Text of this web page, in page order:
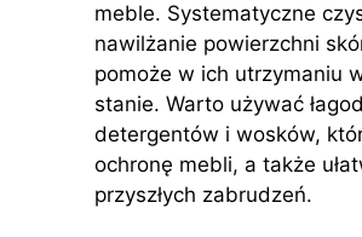
meble. Systematyczne
nawilżanie powierzchni
pomoże w ich utrzymaniu
stanie. Warto używać
detergentów i wosków,
ochronę mebli, a także
przyszłych zabrudzeń.